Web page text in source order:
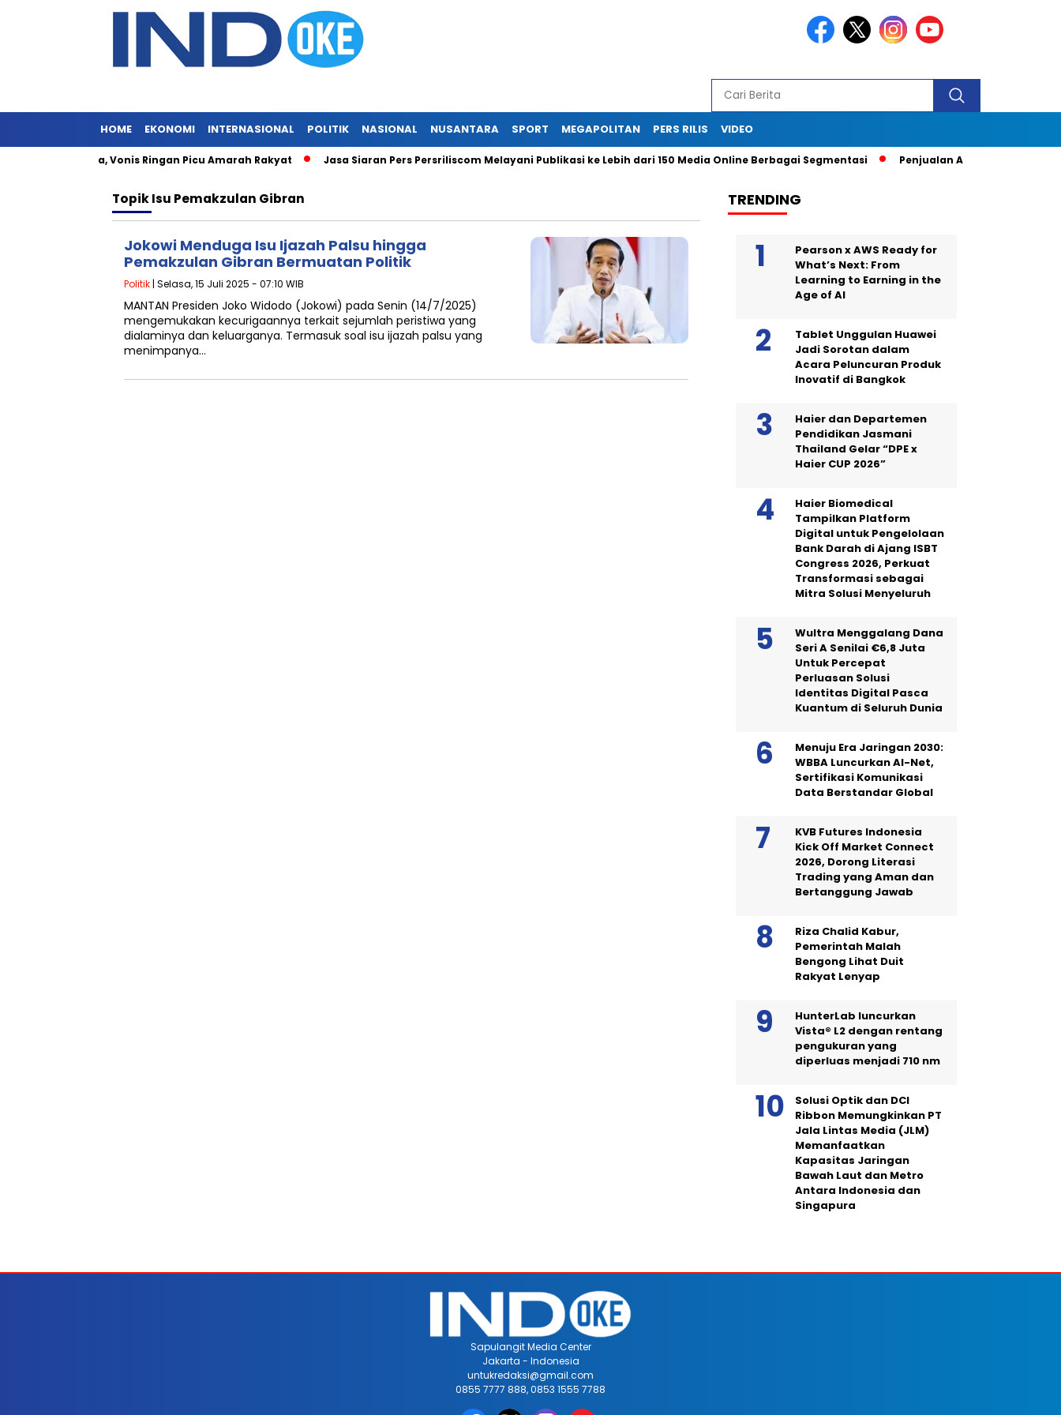
HOME EKONOMI INTERNASIONAL POLITIK NASIONAL NUSANTARA SPORT MEGAPOLITAN PERS RILIS VIDEO
Merajalela, Vonis Ringan Picu Amarah Rakyat Jasa Siaran Pers Persriliscom Melayani Publikasi ke Lebih dari 150 Media Online Berbagai Segmentasi Penjualan Anjlok, Coca Cola
TopikIsu Pemakzulan Gibran
Jokowi Menduga Isu Ijazah Palsu hingga
Pemakzulan Gibran Bermuatan Politik
Politik | Selasa, 15 Juli 2025 - 07:10 WIB
MANTAN Presiden Joko Widodo (Jokowi) pada Senin (14/7/2025)
mengemukakan kecurigaannya terkait sejumlah peristiwa yang
dialaminya dan keluarganya. Termasuk soal isu ijazah palsu yang
menimpanya…
TRENDING
Pearson x AWS Ready for
What’s Next: From
Learning to Earning in the
Age of AI
Tablet Unggulan Huawei
Jadi Sorotan dalam
Acara Peluncuran Produk
Inovatif di Bangkok
Haier dan Departemen
Pendidikan Jasmani
Thailand Gelar “DPE x
Haier CUP 2026”
Haier Biomedical
Tampilkan Platform
Digital untuk Pengelolaan
Bank Darah di Ajang ISBT
Congress 2026, Perkuat
Transformasi sebagai
Mitra Solusi Menyeluruh
Wultra Menggalang Dana
Seri A Senilai €6,8 Juta
Untuk Percepat
Perluasan Solusi
Identitas Digital Pasca
Kuantum di Seluruh Dunia
Menuju Era Jaringan 2030:
WBBA Luncurkan AI-Net,
Sertifikasi Komunikasi
Data Berstandar Global
KVB Futures Indonesia
Kick Off Market Connect
2026, Dorong Literasi
Trading yang Aman dan
Bertanggung Jawab
Riza Chalid Kabur,
Pemerintah Malah
Bengong Lihat Duit
Rakyat Lenyap
HunterLab luncurkan
Vista® L2 dengan rentang
pengukuran yang
diperluas menjadi 710 nm
Solusi Optik dan DCI
Ribbon Memungkinkan PT
Jala Lintas Media (JLM)
Memanfaatkan
Kapasitas Jaringan
Bawah Laut dan Metro
Antara Indonesia dan
Singapura
Sapulangit Media Center
Jakarta - Indonesia
untukredaksi@gmail.com
0855 7777 888, 0853 1555 7788